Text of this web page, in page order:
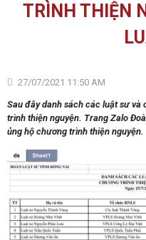
TRÌNH THIỆN
27/07/2021 11:50 AM
Sau đây danh sách các luật sư
trình thiện nguyện. Trang Zalo
ủng hộ chương trình thiện nguyện.